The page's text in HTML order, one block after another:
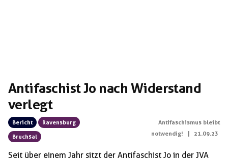
Antifaschist Jo nach Widerstand
verlegt
Bericht
Ravensburg
Bruchsal
Antifaschismus bleibt
notwendig!
| 21.09.23
Seit über einem Jahr sitzt der Antifaschist Jo in der JVA